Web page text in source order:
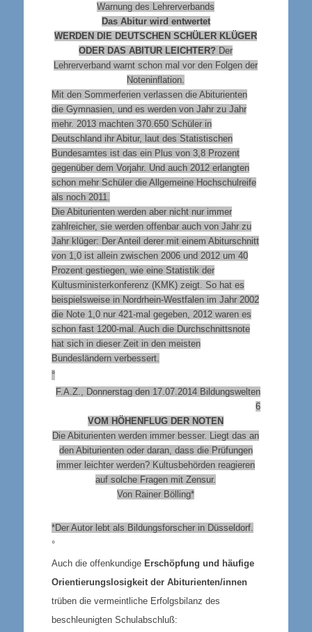
Warnung des Lehrerverbands
Das Abitur wird entwertet
WERDEN DIE DEUTSCHEN SCHÜLER KLÜGER
ODER DAS ABITUR LEICHTER? Der
Lehrerverband warnt schon mal vor den Folgen der
Noteninflation.
Mit den Sommerferien verlassen die Abiturienten
die Gymnasien, und es werden von Jahr zu Jahr
mehr. 2013 machten 370.650 Schüler in
Deutschland ihr Abitur, laut des Statistischen
Bundesamtes ist das ein Plus von 3,8 Prozent
gegenüber dem Vorjahr. Und auch 2012 erlangten
schon mehr Schüler die Allgemeine Hochschulreife
als noch 2011.
Die Abiturienten werden aber nicht nur immer
zahlreicher, sie werden offenbar auch von Jahr zu
Jahr klüger: Der Anteil derer mit einem Abiturschnitt
von 1,0 ist allein zwischen 2006 und 2012 um 40
Prozent gestiegen, wie eine Statistik der
Kultusministerkonferenz (KMK) zeigt. So hat es
beispielsweise inNordrhein-Westfalen im Jahr 2002
die Note 1,0 nur 421-mal gegeben, 2012 waren es
schon fast 1200-mal. Auch die Durchschnittsnote
hat sich indieser Zeit inden meisten
Bundesländern verbessert.
°
F.A.Z., Donnerstag den 17.07.2014 Bildungswelten
6
VOM HÖHENFLUG DER NOTEN
Die Abiturienten werden immer besser. Liegt das an
den Abiturienten oder daran, dass die Prüfungen
immer leichter werden? Kultusbehörden reagieren
auf solche Fragen mit Zensur.
Von Rainer Bölling*
*Der Autor lebt als Bildungsforscher in Düsseldorf.
°
Auch die offenkundige Erschöpfung und häufige
Orientierungslosigkeit der Abiturienten/innen
trüben die vermeintliche Erfolgsbilanz des
beschleunigten Schulabschluß: